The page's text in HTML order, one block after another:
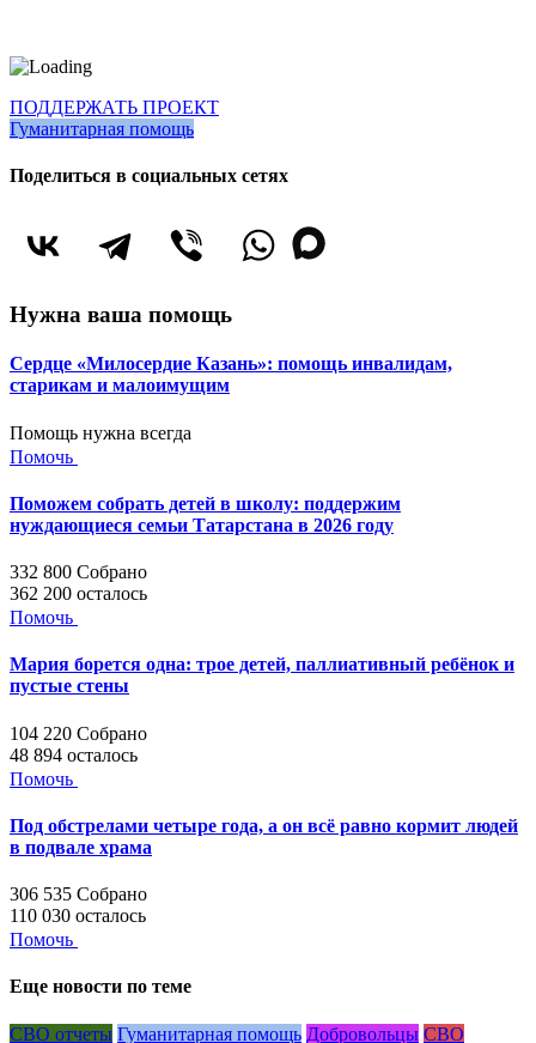
ПОДДЕРЖАТЬ ПРОЕКТ
Гуманитарная помощь
Поделиться в социальных сетях
Нужна ваша помощь
Сердце «Милосердие Казань»: помощь инвалидам,
старикам и малоимущим
Помощь нужна всегда
Помочь
Поможем собрать детей в школу: поддержим
нуждающиеся семьи Татарстана в 2026 году
332 800 Собрано
362 200 осталось
Помочь
Мария борется одна: трое детей, паллиативный ребёнок и
пустые стены
104 220 Собрано
48 894 осталось
Помочь
Под обстрелами четыре года, а он всё равно кормит людей
в подвале храма
306 535 Собрано
110 030 осталось
Помочь
Еще новости по теме
СВО отчеты Гуманитарная помощь Добровольцы СВО